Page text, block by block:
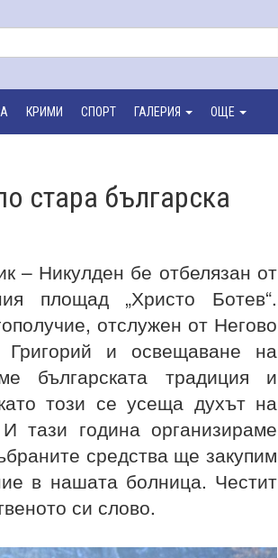
КРИМИ СПОРТ ГАЛЕРИЯ ОЩЕ
стара българска
– Никулден бе отбелязан от
площад „Христо Ботев“.
отслужен от Негово
Григорий и освещаване на
българската традиция и
този се усеща духът на
тази година организираме
средства ще закупим
в нашата болница. Честит
си слово.